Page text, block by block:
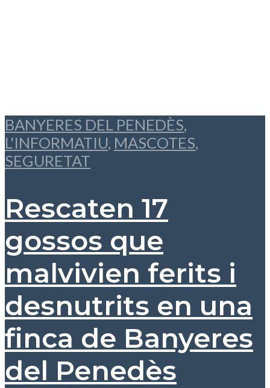
BANYERES DEL PENEDÈS,
L'INFORMATIU, MASCOTES,
SEGURETAT
Rescaten 17
gossos que
malvivien ferits i
desnutrits en una
finca de Banyeres
del Penedès